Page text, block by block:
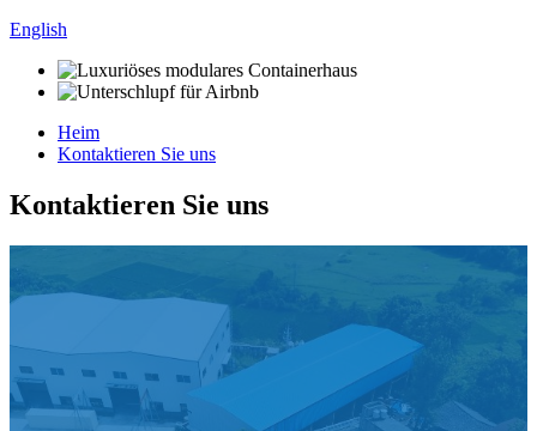
English
Heim
Kontaktieren Sie uns
Kontaktieren Sie uns